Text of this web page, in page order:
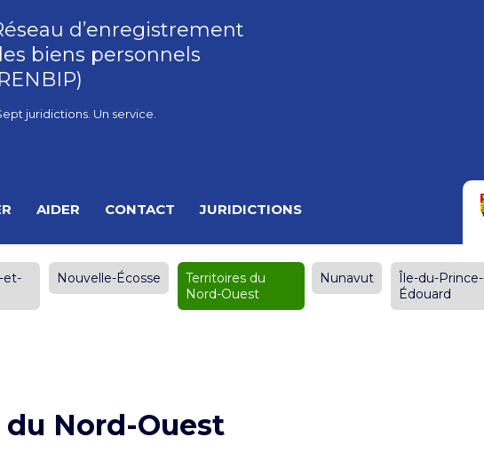
d’enregistrement
biens personnels
juridictions. Un service.
AIDER CONTACT JURIDICTIONS
et-
Nouvelle-Écosse
Territoires du
Nord-Ouest
Nunavut
Île-du-Prince-
Édouard
Nord-Ouest